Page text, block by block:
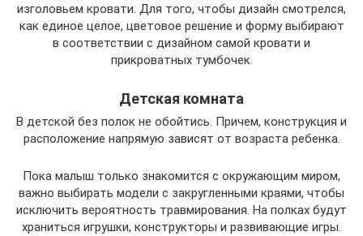
изголовьем кровати. Для того, чтобы дизайн смотрелся,
как единое целое, цветовое решение и форму выбирают
в соответствии с дизайном самой кровати и
прикроватных тумбочек.
Детская комната
В детской без полок не обойтись. Причем, конструкция и
расположение напрямую зависят от возраста ребенка.
Пока малыш только знакомится с окружающим миром,
важно выбирать модели с закругленными краями, чтобы
исключить вероятность травмирования. На полках будут
храниться игрушки, конструкторы и развивающие игры.